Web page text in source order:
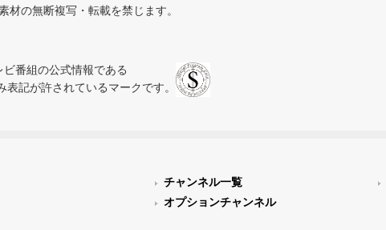
材の無断複写・転載を禁じます。
ビ番組の公式情報である
表記が許されているマークです。
チャンネル一覧
オプションチャンネル